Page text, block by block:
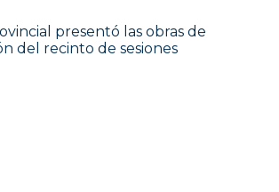
presentó las obras de
del recinto de sesiones